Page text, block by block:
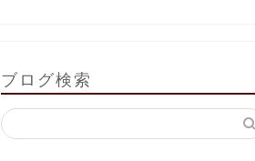
ブログ検索